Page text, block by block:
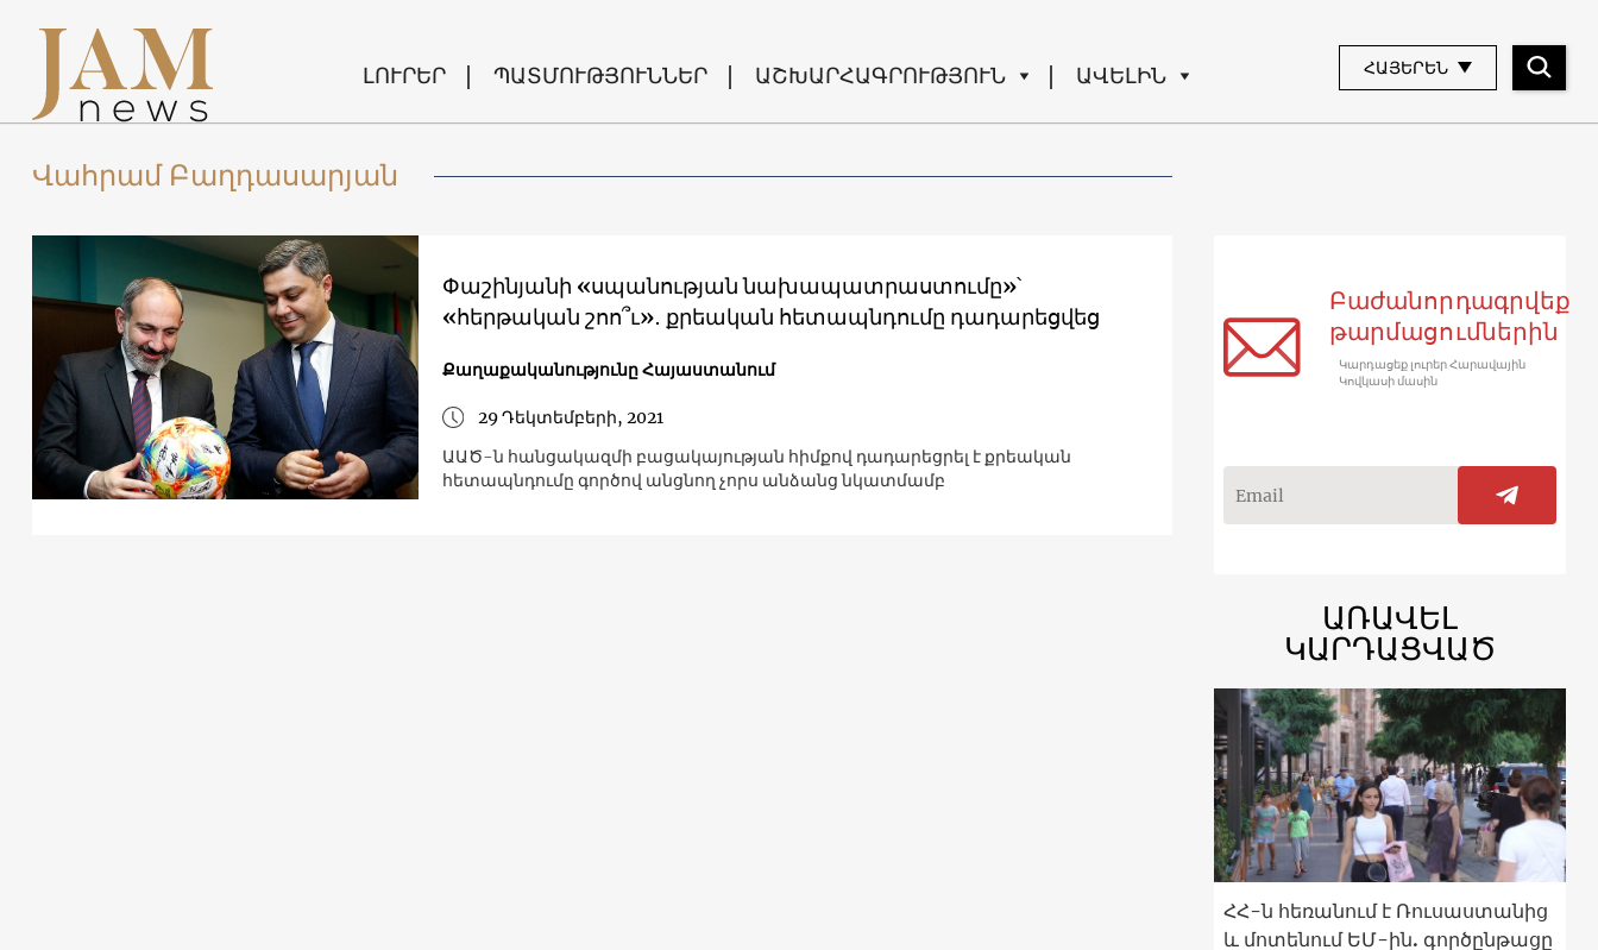
ԼՈՒՐԵՐ ՊԱՏՄՈՒԹՅՈՒՆՆԵՐ ԱՇԽԱՐՀԱԳՐՈՒԹՅՈՒՆ ԱՎԵԼԻՆ ՀԱՅԵՐԵՆ
Վահրամ Բաղդասարյան
Փաշինյանի «սպանության նախապատրաստումը»՝
«հերթական շոո՞ւ»․ քրեական հետապնդումը դադարեցվեց
Քաղաքականությունը Հայաստանում
29 Դեկտեմբերի, 2021
ԱԱԾ-ն հանցակազմի բացակայության հիմքով դադարեցրել է քրեական
հետապնդումը գործով անցնող չորս անձանց նկատմամբ
Բաժանորդագրվեք
թարմացումներին
Կարդացեք լուրեր Հարավային
Կովկասի մասին
ԱՌԱՎԵԼ
ԿԱՐԴԱՑՎԱԾ
ՀՀ-ն հեռանում է Ռուսաստանից
և մոտենում ԵՄ-ին. գործընթացը